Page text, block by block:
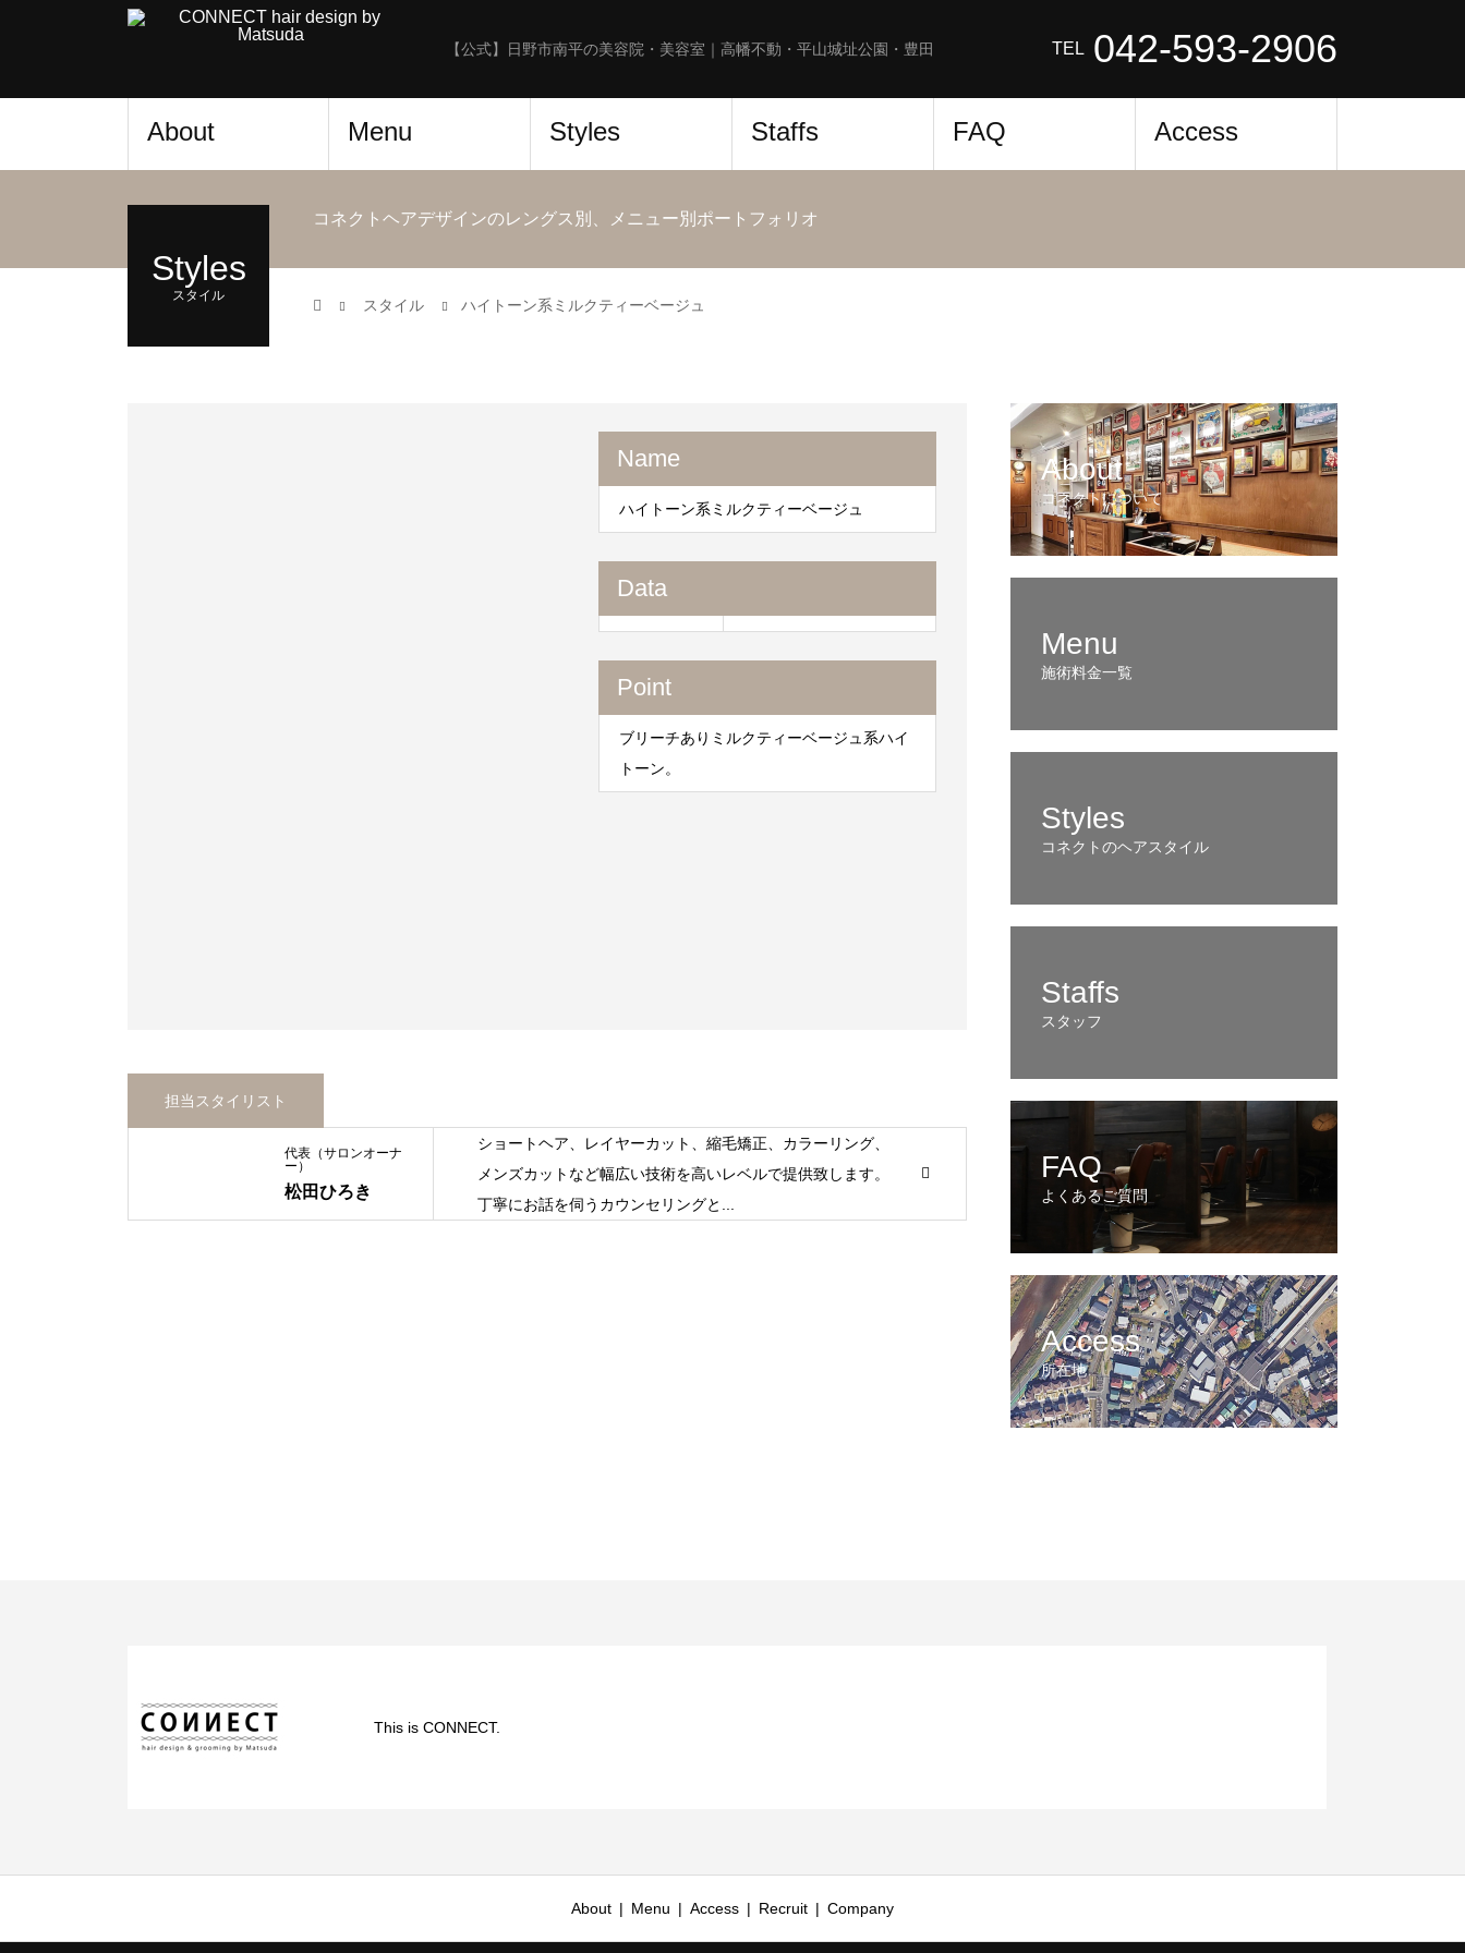
【公式】日野市南平の美容院・美容室｜高幡不動・平山城址公園・豊田 TEL 042-593-2906
About Menu Styles Staffs FAQ Access
Styles
スタイル
コネクトヘアデザインのレングス別、メニュー別ポートフォリオ
スタイル ハイトーン系ミルクティーベージュ
Name
ハイトーン系ミルクティーベージュ
Data
Point
ブリーチありミルクティーベージュ系ハイ
トーン。
担当スタイリスト
代表（サロンオーナ
ー）
松田ひろき
ショートヘア、レイヤーカット、縮毛矯正、カラーリング、
メンズカットなど幅広い技術を高いレベルで提供致します。
丁寧にお話を伺うカウンセリングと...
About
コネクトについて
Menu
施術料金一覧
Styles
コネクトのヘアスタイル
Staffs
スタッフ
FAQ
よくあるご質問
Access
所在地
This is CONNECT.
About Menu Access Recruit Company